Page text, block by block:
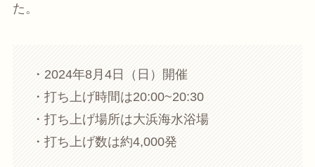
た。
・2024年8月4日（日）開催
・打ち上げ時間は20:00~20:30
・打ち上げ場所は大浜海水浴場
・打ち上げ数は約4,000発